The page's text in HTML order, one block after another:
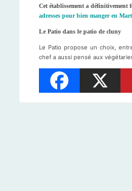
Cet établissement a définitivement
adresses pour bien manger en
Le Patio dans le patio de cluny
Le Patio propose un choix,
chef a aussi pensé aux